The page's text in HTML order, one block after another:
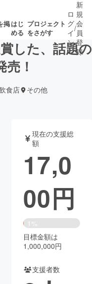
掲はじ
める
プロジェクト
をさがす
終了が近いプ
ェクト
音楽
ゲーム・
書籍・雑誌
チャレンジ
Creation
ロ
グ
イ
ン
/
新
規
会
員
登
録
した、話題の
！
食店 その他
現在の支援総
額
17,0
00円
1%
目標金額は
1,000,000円
支援者数